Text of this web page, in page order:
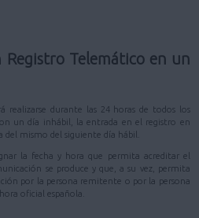
Registro Telemático en un
realizarse durante las 24 horas de todos los
un día inhábil, la entrada en el registro en
del mismo del siguiente día hábil.
la fecha y hora que permita acreditar el
se produce y que, a su vez, permita
por la persona remitente o por la persona
oficial española.